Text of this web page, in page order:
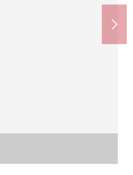
照片
观
观
观
观
观
观
(约220m)
)(约800m)